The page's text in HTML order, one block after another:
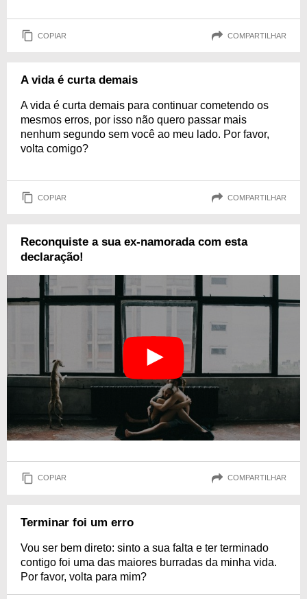
COPIAR COMPARTILHAR
A vida é curta demais
A vida é curta demais para continuar cometendo os
mesmos erros, por isso não quero passar mais
nenhum segundo sem você ao meu lado. Por favor,
volta comigo?
COPIAR COMPARTILHAR
Reconquiste a sua ex-namorada com esta
declaração!
COPIAR COMPARTILHAR
Terminar foi um erro
Vou ser bem direto: sinto a sua falta e ter terminado
contigo foi uma das maiores burradas da minha vida.
Por favor, volta para mim?